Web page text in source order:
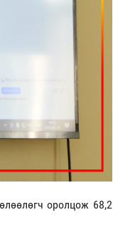
оролцож 68,2